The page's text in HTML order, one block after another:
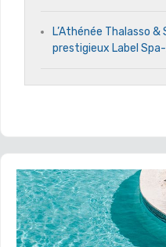
L’Athénée Thalasso
prestigieux Label